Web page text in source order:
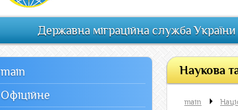
Державна міграційна служба України
Наукова
main
main
Офiцiйне